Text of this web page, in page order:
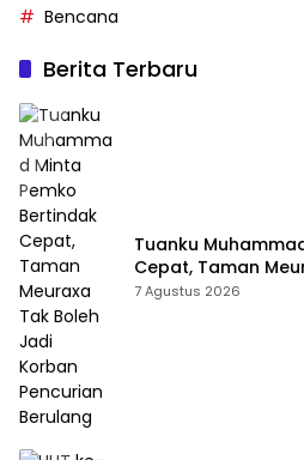
Bencana
Berita Terbaru
Tuanku
Cepat, Taman
Korban Pencurian
7 Agustus 2026